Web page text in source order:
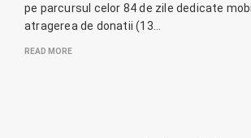
pe parcursul celor 84 de zile dedicate
atragerea de donatii (13…
READ MORE